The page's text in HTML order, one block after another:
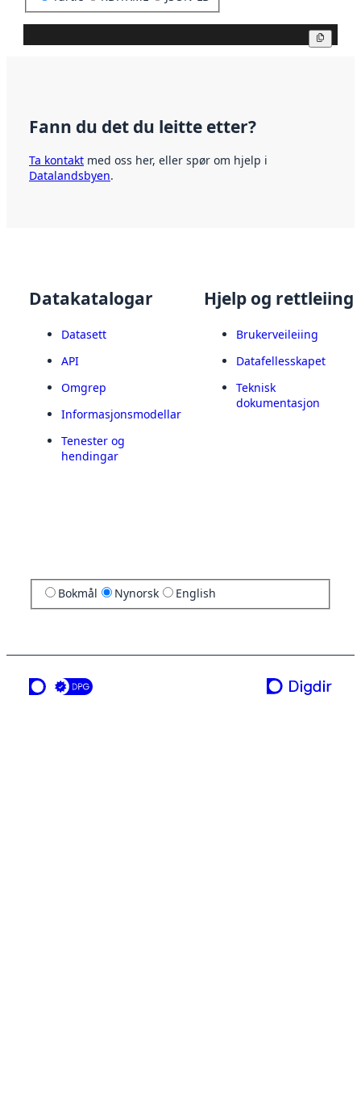
Fann du det du leitte etter?
Ta kontakt med oss her, eller spør om hjelp i
Datalandsbyen.
Datakatalogar
Datasett
API
Omgrep
Informasjonsmodellar
Tenester og
hendingar
Hjelp og rettleiing
Brukerveileiing
Datafellesskapet
Teknisk
dokumentasjon
Bokmål Nynorsk English